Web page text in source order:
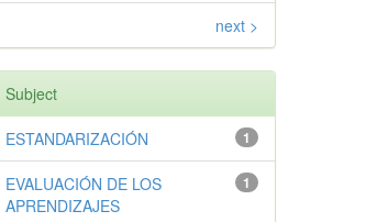
next >
Subject
1
ESTANDARIZACIÓN
1
EVALUACIÓN DE LOS
APRENDIZAJES